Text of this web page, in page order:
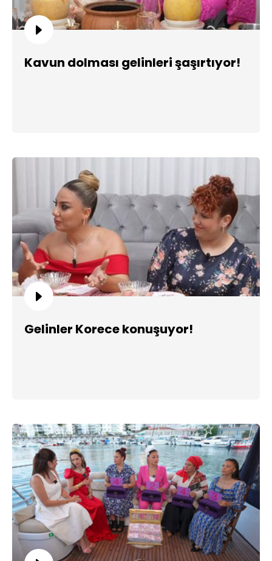
Kavun dolması gelinleri şaşırtıyor!
Gelinler Korece konuşuyor!